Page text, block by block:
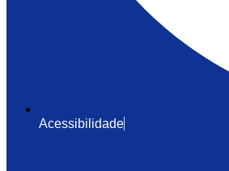
Acessibilidade